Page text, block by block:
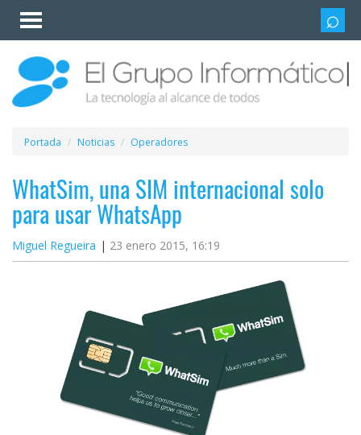
Invitado
Iniciar
sesión /
Registrarse
Esenciales
Móviles
Ofertas
Apps
Plataformas
streaming
Operadores
Portada Noticias Operadores
WhatSim, una SIM internacional solo
para usar WhatsApp
Miguel Regueira 23 enero 2015, 16:19